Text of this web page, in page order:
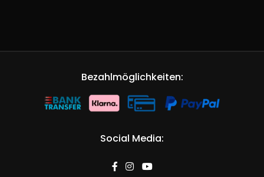
Bezahlmöglichkeiten:
Social Media: